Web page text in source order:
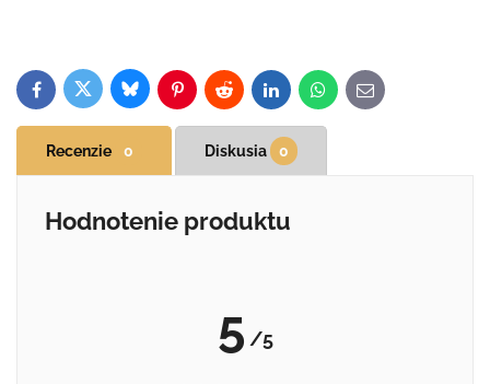
FacebookTwitterBlueskyPinterestReddit LinkedInWhatsApp
E-
mail
Recenzie 0 Diskusia 0
Hodnotenie produktu
5 /5